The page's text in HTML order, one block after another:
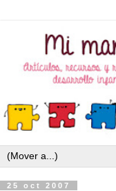
25 oct 2007